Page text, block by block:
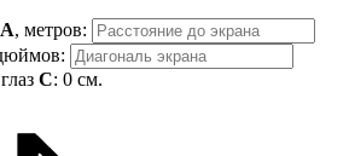
A, метров:
C: 0 см.